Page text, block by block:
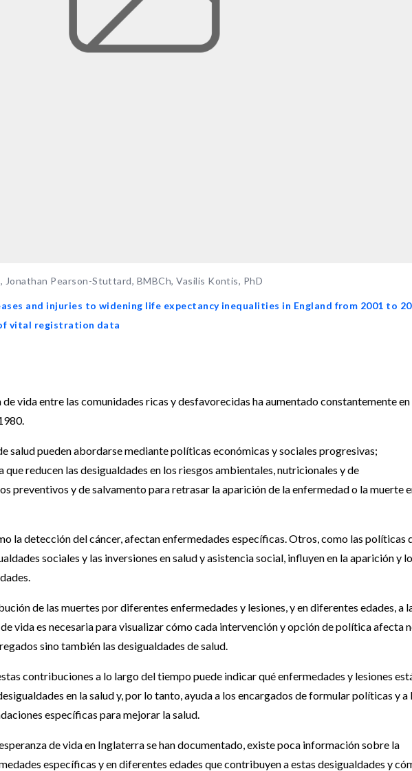
Jonathan Pearson-Stuttard, BMBCh, Vasilis Kontis, PhD
and injuries to widening life expectancy inequalities in England from 2001 to
vital registration data
de vida entre las comunidades ricas y desfavorecidas ha aumentado constantemente en
salud pueden abordarse mediante políticas económicas y sociales progresivas;
reducen las desigualdades en los riesgos ambientales, nutricionales y de
preventivos y de salvamento para retrasar la aparición de la enfermedad o la muerte
la detección del cáncer, afectan enfermedades específicas. Otros, como las políticas
sociales y las inversiones en salud y asistencia social, influyen en la aparición y
de las muertes por diferentes enfermedades y lesiones, y en diferentes edades, a
vida es necesaria para visualizar cómo cada intervención y opción de política afecta
sino también las desigualdades de salud.
contribuciones a lo largo del tiempo puede indicar qué enfermedades y lesiones
en la salud y, por lo tanto, ayuda a los encargados de formular políticas y a
específicas para mejorar la salud.
de vida en Inglaterra se han documentado, existe poca información sobre la
específicas y en diferentes edades que contribuyen a estas desigualdades y